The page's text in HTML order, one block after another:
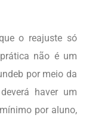
o reajuste só
não é um
por meio da
haver um
por aluno,